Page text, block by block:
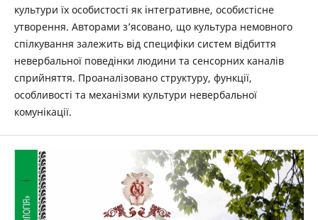
культури їх особистості як інтегративне, особистісне
утворення. Авторами з’ясовано, що культура немовного
спілкування залежить від специфіки систем відбиття
невербальної поведінки людини та сенсорних каналів
сприйняття. Проаналізовано структуру, функції,
особливості та механізми культури невербальної
комунікації.